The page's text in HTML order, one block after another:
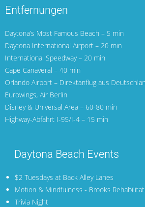
Entfernungen
Daytona’s Most Famous Beach – 5 min
Daytona International Airport – 20 min
International Speedway – 20 min
Cape Canaveral – 40 min
Orlando Airport – Direktanflug aus
Eurowings, Air Berlin
Disney & Universal Area – 60-80 min
Highway-Abfahrt I-95/I-4 – 15 min
Daytona Beach Events
$2 Tuesdays at Back Alley Lanes
Motion & Mindfulness - Brooks
Trivia Night